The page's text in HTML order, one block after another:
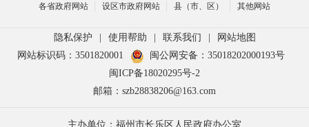
各省政府网站 设区市政府网站 县（市、区） 其他网站
隐私保护 使用帮助 联系我们
网站地图
网站标识码：3501820001
闽公网安备：35018202000193号
闽ICP备18020295号-2
邮箱：szb28838206@163.com
主办单位：福州市长乐区人民政府办公室